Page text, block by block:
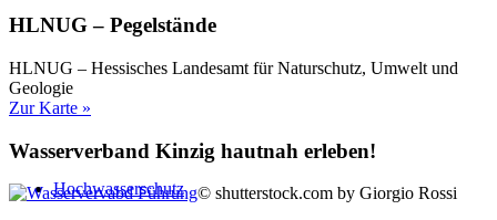
Hochwasserschutz
HLNUG – Pegelstände
HLNUG – Hessisches Landesamt für Naturschutz, Umwelt und
Geologie
Zur Karte »
Wasserverband Kinzig hautnah erleben!
© shutterstock.com by Giorgio Rossi